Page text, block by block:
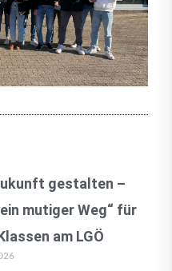
gestalten –
mutiger Weg“ für
am LGÖ